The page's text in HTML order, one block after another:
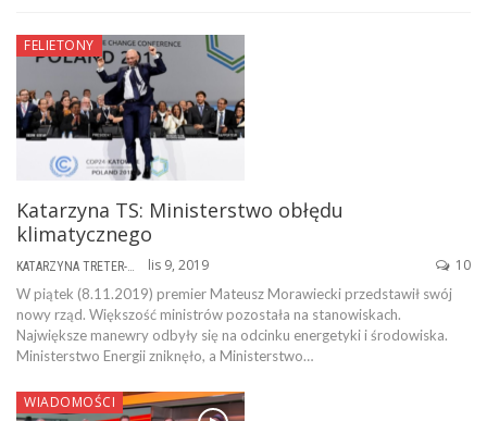
FELIETONY
Katarzyna TS: Ministerstwo obłędu
klimatycznego
lis 9, 2019 10
W piątek (8.11.2019) premier Mateusz Morawiecki przedstawił swój
nowy rząd. Większość ministrów pozostała na stanowiskach.
Największe manewry odbyły się na odcinku energetyki i środowiska.
Ministerstwo Energii zniknęło, a Ministerstwo…
WIADOMOŚCI